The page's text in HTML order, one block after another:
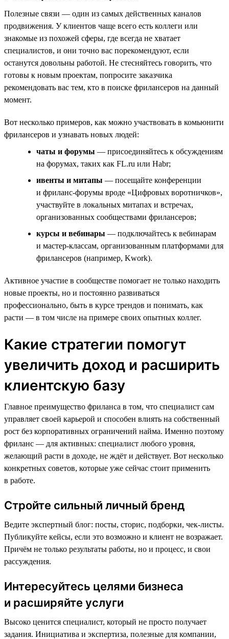
Полезные связи — один из самых действенных каналов
продвижения. У клиентов чаще всего есть коллеги или
знакомые из похожей сферы, где всегда не хватает
специалистов, и они точно вас порекомендуют, если
останутся довольны работой. Не стесняйтесь говорить, что
готовы к новым проектам, попросите заказчика
рекомендовать вас тем, кто в поиске фрилансеров на данный
момент.
Вот несколько примеров, как можно участвовать в комьюнити
фрилансеров и узнавать новых людей:
чаты и форумы — присоединяйтесь к обсуждениям
на форумах, таких как FL.ru или Habr;
ивенты и митапы — посещайте конференции
и фриланс-форумы вроде «Цифровых воротничков»,
участвуйте в локальных митапах и встречах,
организованных сообществами фрилансеров;
курсы и вебинары — подключайтесь к вебинарам
и мастер-классам, организованным платформами для
фрилансеров (например, Kwork).
Активное участие в сообществе помогает не только находить
новые проекты, но и постоянно развиваться
профессионально, быть в курсе трендов и понимать, как
расти — в том числе на примере своих опытных коллег.
Какие стратегии помогут
увеличить доход и расширить
клиентскую базу
Главное преимущество фриланса в том, что специалист сам
управляет своей карьерой и способен влиять на собственный
рост без корпоративных ограничений найма. Именно поэтому
фриланс — для активных: специалист любого уровня,
желающий расти в доходе, не ждёт и действует. Вот несколько
конкретных советов, которые уже сейчас стоит применить
в работе.
Стройте сильный личный бренд
Ведите экспертный блог: посты, сторис, подборки, чек-листы.
Публикуйте кейсы, если это возможно и клиент не возражает.
Причём не только результаты работы, но и процесс, и свои
рассуждения.
Интересуйтесь целями бизнеса
и расширяйте услуги
Высоко ценится специалист, который не просто получает
задания. Инициатива и экспертиза, полезные для компании,